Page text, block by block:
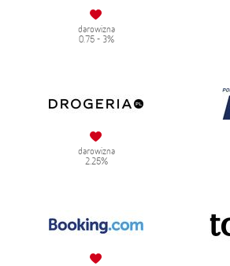
darowizna
0.75 - 3%
darowizna
2.25%